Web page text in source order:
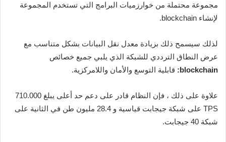
مجموعة محتملة من خوارزميات البرامج التي تستخدم المجموعة
لإنشاء blockchain.
لذلك سيسمح ذلك بزيادة معدل نقل البيانات بشكل متناسب مع
عرض النطاق الترددي للشبكة الذي يلبي جميع خصائص
blockchain:
قابلية التوسع والأمان واللامركزية.
علاوة على ذلك ، فإن النظام قادر على دعم حد أعلى يبلغ 710.000
TPS على شبكة جيجابت قياسية و 28.4 مليون طن في الثانية على
شبكة 40 جيجابت.